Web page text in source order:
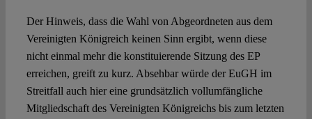
Der Hinweis, dass die Wahl von Abgeordneten aus dem
Vereinigten Königreich keinen Sinn ergibt, wenn diese
nicht einmal mehr die konstituierende Sitzung des EP
erreichen, greift zu kurz. Absehbar würde der EuGH im
Streitfall auch hier eine grundsätzlich vollumfängliche
Mitgliedschaft des Vereinigten Königreichs bis zum letzten